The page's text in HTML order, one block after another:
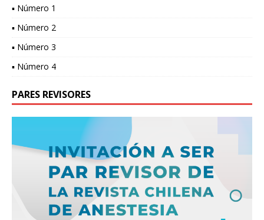
▪ Número 1
▪ Número 2
▪ Número 3
▪ Número 4
PARES REVISORES